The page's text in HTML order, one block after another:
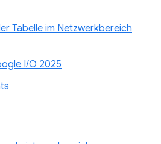
Tabelle im Netzwerkbereich
I/O 2025